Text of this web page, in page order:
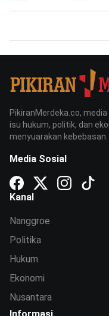
PikiranMerdeka.co,
isu hukum, politik, dan
menyuarakan kebebasan.
Media Sosial
Kanal
Nanggroe
Politika
Hukum
Ekonomi
Nusantara